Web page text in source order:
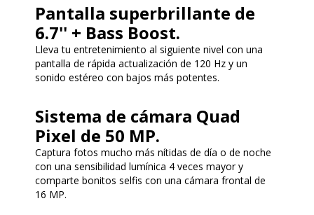
Pantalla superbrillante de
6.7'' + Bass Boost.
Lleva tu entretenimiento al siguiente nivel con una
pantalla de rápida actualización de 120 Hz y un
sonido estéreo con bajos más potentes.
Sistema de cámara Quad
Pixel de 50 MP.
Captura fotos mucho más nítidas de día o de noche
con una sensibilidad lumínica 4 veces mayor y
comparte bonitos selfis con una cámara frontal de
16 MP.